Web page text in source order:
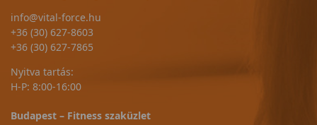
info@vital-force.hu
+36 (30) 627-8603
+36 (30) 627-7865
Nyitva tartás:
H-P: 8:00-16:00
Budapest – Fitness szaküzlet